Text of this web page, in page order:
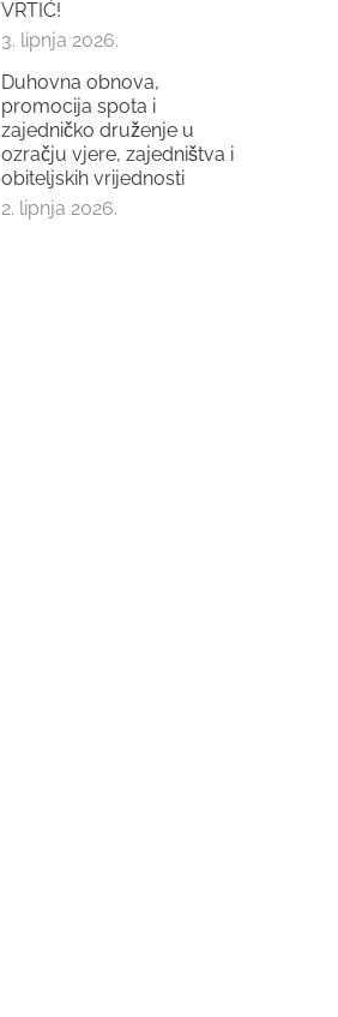
VRTIĆ!
3. lipnja 2026.
Duhovna obnova,
promocija spota i
zajedničko druženje u
ozračju vjere, zajedništva i
obiteljskih vrijednosti
2. lipnja 2026.